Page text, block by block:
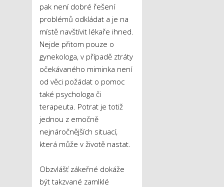
pak není dobré řešení
problémů odkládat a je na
místě navštívit lékaře ihned.
Nejde přitom pouze o
gynekologa, v případě ztráty
očekávaného miminka není
od věci požádat o pomoc
také psychologa či
terapeuta. Potrat je totiž
jednou z emočně
nejnáročnějších situací,
která může v životě nastat.
Obzvlášť zákeřné dokáže
být takzvané zamlklé